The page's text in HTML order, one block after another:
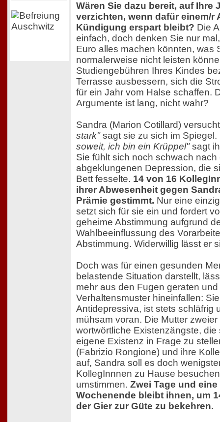
Wären Sie dazu bereit, auf Ihre
verzichten, wenn dafür einem/r
Kündigung erspart bleibt? Die
einfach, doch denken Sie nur
Euro alles machen könnten, was
normalerweise nicht leisten
Studiengebühren Ihres Kindes
Terrasse ausbessern, sich die
für ein Jahr vom Halse schaffen.
Argumente ist lang, nicht wahr?
Sandra (Marion Cotillard)
stark"sagt sie zu sich im Spiegel.
soweit, ich bin ein Krüppel"sagt
Sie fühlt sich noch schwach
abgeklungenen Depression, die
Bett fesselte. 14 von 16
ihrer Abwesenheit gegen
Prämie gestimmt. Nur eine
setzt sich für sie ein und fordert
geheime Abstimmung aufgrund
Wahlbeeinflussung des
Abstimmung. Widerwillig lässt er
Doch was für einen gesunden
belastende Situation darstellt,
mehr aus den Fugen geraten
Verhaltensmuster hineinfallen:
Antidepressiva, ist stets schläfrig
mühsam voran. Die Mutter
wortwörtliche Existenzängste,
eigene Existenz in Frage zu
(Fabrizio Rongione) und ihre
auf, Sandra soll es doch
KollegInnnen zu Hause
umstimmen. Zwei Tage und
Wochenende bleibt ihnen, um
der Gier zur Güte zu bekehren.